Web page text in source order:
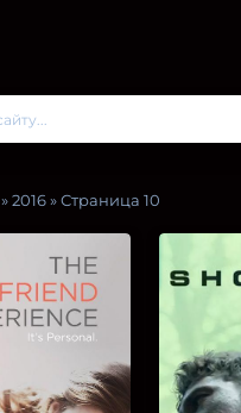
» 2016 » Страница 10